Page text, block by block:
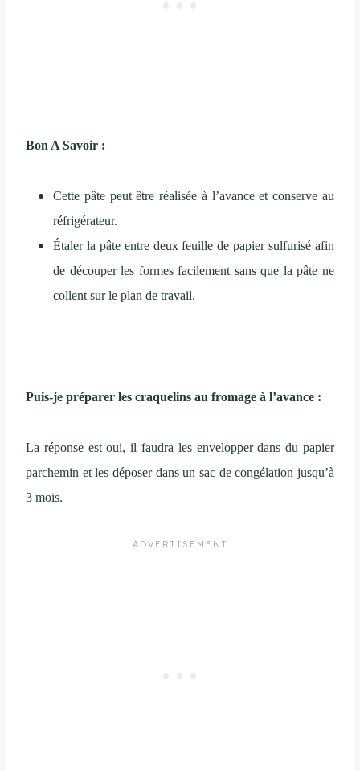
Bon A Savoir :
Cette pâte peut être réalisée à l’avance et conserve au
réfrigérateur.
Étaler la pâte entre deux feuille de papier sulfurisé afin
de découper les formes facilement sans que la pâte ne
collent sur le plan de travail.
Puis-je préparer les craquelins au fromage à l’avance :
La réponse est oui, il faudra les envelopper dans du papier
parchemin et les déposer dans un sac de congélation jusqu’à
3 mois.